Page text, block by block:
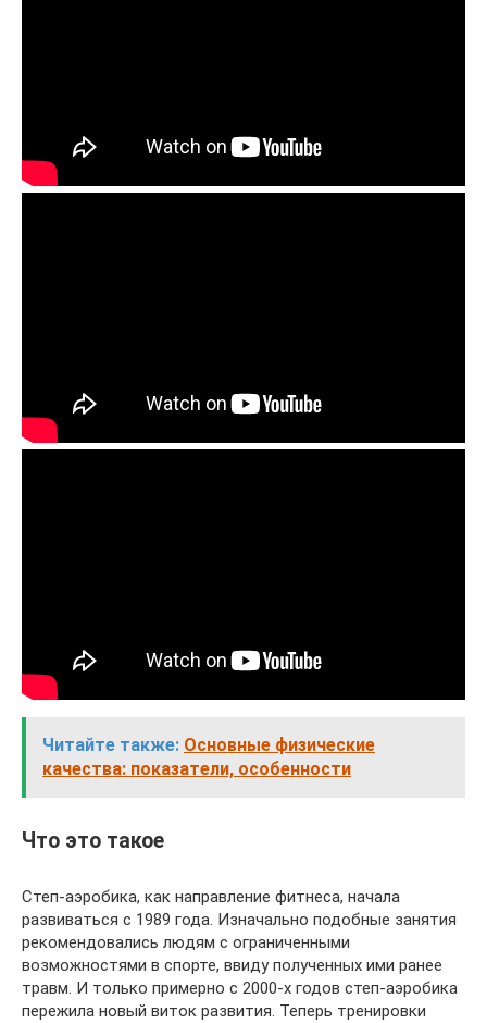
Читайте также: Основные физические
качества: показатели, особенности
Что это такое
Степ-аэробика, как направление фитнеса, начала
развиваться с 1989 года. Изначально подобные занятия
рекомендовались людям с ограниченными
возможностями в спорте, ввиду полученных ими ранее
травм. И только примерно с 2000-х годов степ-аэробика
пережила новый виток развития. Теперь тренировки